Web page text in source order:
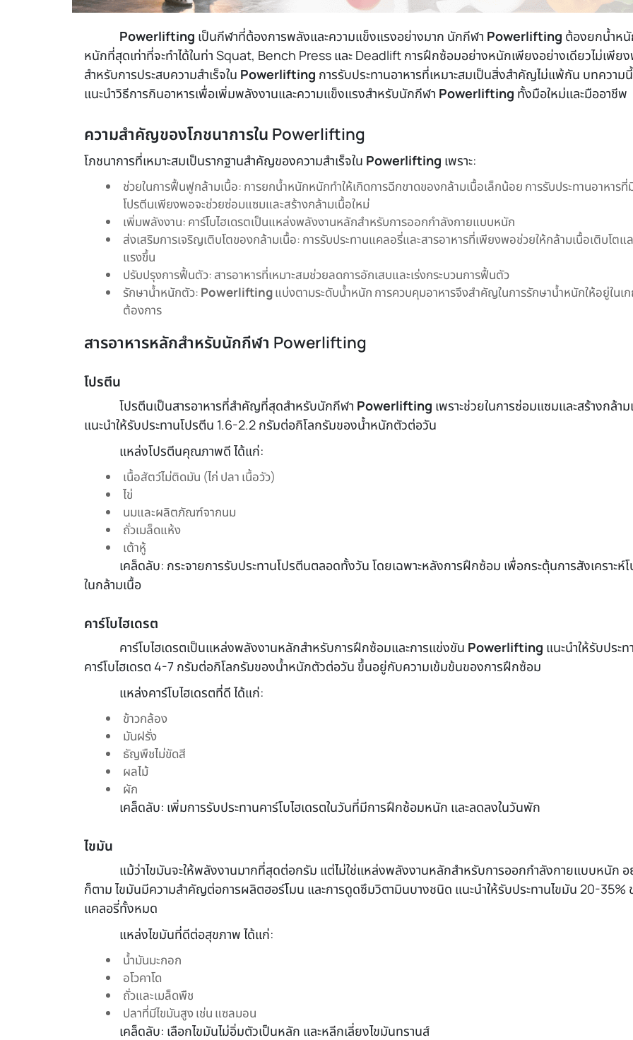
Powerlifting เป็นกีฬาที่ต้องการพลังและความแข็งแรงอย่างมาก นักกีฬา Powerlifting ต้องยกน้ำห
หนักที่สุดเท่าที่จะทำได้ในท่า Squat, Bench Press และ Deadlift การฝึกซ้อมอย่างหนักเพียงอย่างเดียวไม่เพีย
สำหรับการประสบความสำเร็จใน Powerlifting การรับประทานอาหารที่เหมาะสมเป็นสิ่งสำคัญไม่แพ้กัน บทความ
แนะนำวิธีการกินอาหารเพื่อเพิ่มพลังงานและความแข็งแรงสำหรับนักกีฬา Powerlifting ทั้งมือใหม่และมืออาชีพ
ความสำคัญของโภชนาการใน Powerlifting
โภชนาการที่เหมาะสมเป็นรากฐานสำคัญของความสำเร็จใน Powerlifting เพราะ:
ช่วยในการฟื้นฟูกล้ามเนื้อ: การยกน้ำหนักหนักทำให้เกิดการฉีกขาดของกล้ามเนื้อเล็กน้อย การรับประทานอาหารที่
โปรตีนเพียงพอจะช่วยซ่อมแซมและสร้างกล้ามเนื้อใหม่
เพิ่มพลังงาน: คาร์โบไฮเดรตเป็นแหล่งพลังงานหลักสำหรับการออกกำลังกายแบบหนัก
ส่งเสริมการเจริญเติบโตของกล้ามเนื้อ: การรับประทานแคลอรี่และสารอาหารที่เพียงพอช่วยให้กล้ามเนื้อเติบโตแ
แรงขึ้น
ปรับปรุงการฟื้นตัว: สารอาหารที่เหมาะสมช่วยลดการอักเสบและเร่งกระบวนการฟื้นตัว
รักษาน้ำหนักตัว: Powerliftingแบ่งตามระดับน้ำหนัก การควบคุมอาหารจึงสำคัญในการรักษาน้ำหนักให้อยู่ใน
ต้องการ
สารอาหารหลักสำหรับนักกีฬา Powerlifting
โปรตีน
โปรตีนเป็นสารอาหารที่สำคัญที่สุดสำหรับนักกีฬา Powerlifting เพราะช่วยในการซ่อมแซมและสร้างกล้าม
แนะนำให้รับประทานโปรตีน 1.6-2.2 กรัมต่อกิโลกรัมของน้ำหนักตัวต่อวัน
แหล่งโปรตีนคุณภาพดี ได้แก่:
เนื้อสัตว์ไม่ติดมัน (ไก่ ปลา เนื้อวัว)
ไข่
นมและผลิตภัณฑ์จากนม
ถั่วเมล็ดแห้ง
เต้าหู้
เคล็ดลับ: กระจายการรับประทานโปรตีนตลอดทั้งวัน โดยเฉพาะหลังการฝึกซ้อม เพื่อกระตุ้นการสังเคราะห์
ในกล้ามเนื้อ
คาร์โบไฮเดรต
คาร์โบไฮเดรตเป็นแหล่งพลังงานหลักสำหรับการฝึกซ้อมและการแข่งขัน Powerlifting แนะนำให้รับประท
คาร์โบไฮเดรต 4-7 กรัมต่อกิโลกรัมของน้ำหนักตัวต่อวัน ขึ้นอยู่กับความเข้มข้นของการฝึกซ้อม
แหล่งคาร์โบไฮเดรตที่ดี ได้แก่:
ข้าวกล้อง
มันฝรั่ง
ธัญพืชไม่ขัดสี
ผลไม้
ผัก
เคล็ดลับ: เพิ่มการรับประทานคาร์โบไฮเดรตในวันที่มีการฝึกซ้อมหนัก และลดลงในวันพัก
ไขมัน
แม้ว่าไขมันจะให้พลังงานมากที่สุดต่อกรัม แต่ไม่ใช่แหล่งพลังงานหลักสำหรับการออกกำลังกายแบบหนัก อ
ก็ตาม ไขมันมีความสำคัญต่อการผลิตฮอร์โมน และการดูดซึมวิตามินบางชนิด แนะนำให้รับประทานไขมัน 20-35%
แคลอรี่ทั้งหมด
แหล่งไขมันที่ดีต่อสุขภาพ ได้แก่:
น้ำมันมะกอก
อโวคาโด
ถั่วและเมล็ดพืช
ปลาที่มีไขมันสูง เช่น แซลมอน
เคล็ดลับ: เลือกไขมันไม่อิ่มตัวเป็นหลัก และหลีกเลี่ยงไขมันทรานส์